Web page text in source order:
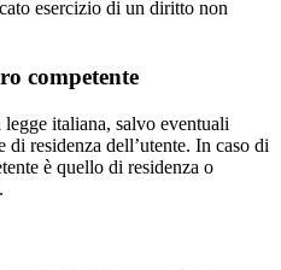
esercizio di un diritto non
competente
italiana, salvo eventuali
di residenza dell’utente. In caso di
è quello di residenza o